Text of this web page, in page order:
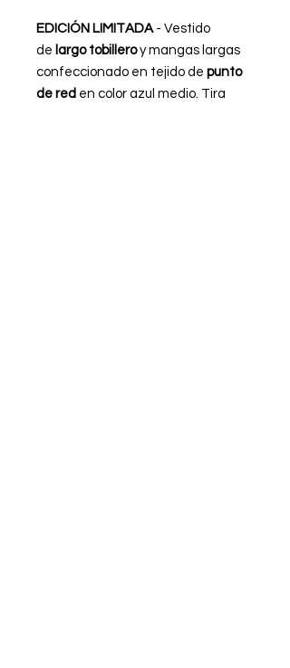
EDICIÓN LIMITADA- Vestido
de largo tobilleroy mangas largas
confeccionado en tejido de punto
de red en color azul medio. Tira